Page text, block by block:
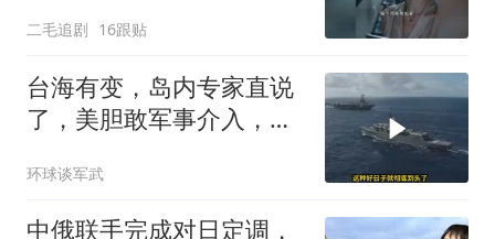
二毛追剧 16跟贴
台海有变，岛内专家直说
了，美胆敢军事介入，战
环球谈军武
中俄联手完成对日定调，